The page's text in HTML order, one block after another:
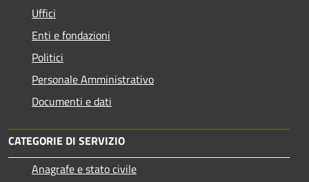
Uffici
Enti e fondazioni
Politici
Personale Amministrativo
Documenti e dati
CATEGORIE DI SERVIZIO
Anagrafe e stato civile